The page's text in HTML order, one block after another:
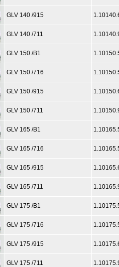
GLV 140 /915
GLV 140 /711
GLV 150 /B1
GLV 150 /716
GLV 150 /915
GLV 150 /711
GLV 165 /B1
GLV 165 /716
GLV 165 /915
GLV 165 /711
GLV 175 /B1
GLV 175 /716
GLV 175 /915
GLV 175 /711